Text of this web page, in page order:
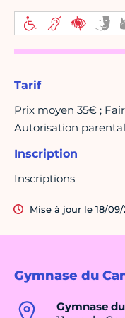
Gymnase du
Gymnase
Tarif
Prix moyen 35€ ;
Autorisation
Inscription
Inscriptions
Mise à jour le 18/09/